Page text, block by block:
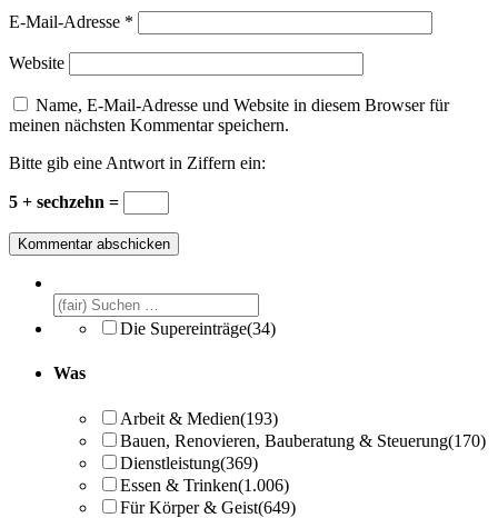
E-Mail-Adresse *
Website
Name, E-Mail-Adresse und Website in diesem Browser für
meinen nächsten Kommentar speichern.
Bitte gib eine Antwort in Ziffern ein:
5 + sechzehn =
Die Supereinträge(34)
Was
Arbeit & Medien(193)
Bauen, Renovieren, Bauberatung & Steuerung(170)
Dienstleistung(369)
Essen & Trinken(1.006)
Für Körper & Geist(649)